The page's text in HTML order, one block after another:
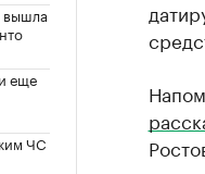
вышла
еще
ЧС